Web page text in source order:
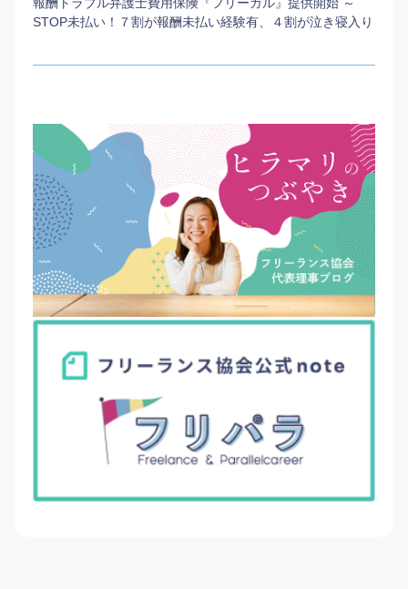
報酬トラブル弁護士費用保険『フリーガル』提供開始 ～
STOP未払い！７割が報酬未払い経験有、４割が泣き寝入り